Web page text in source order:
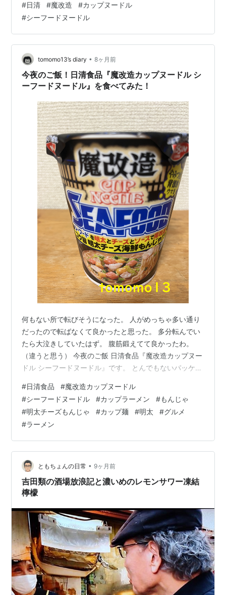
成す三元素。 今回、数ある在庫の中からこの商品をチョ
イスしたのは、「賞味期限の早い順」だったのだが。そ
れは来年2月7日だったので、余裕のよっちゃん（死語
か？）だったことを、一応記しておきましょう。 フタを
開け、鼻を近づけて、その匂いを嗅ぐと👃たらこ&イカの
かほりが、鼻腔をやさしく撫でてくれた…
#日清 #魔改造 #カップヌードル
#シーフードヌードル
tomomo13’s diary • 8ヶ月前
今夜のご飯！日清食品『魔改造カップヌードル シ
ーフードヌードル』を食べてみた！
何もない所で転びそうになった。 人がめっちゃ多い通り
だったので転ばなくて良かったと思った。 多分転んでい
たら大泣きしていたはず。 腹筋鍛えてて良かったわ。
（違うと思う） 今夜のご飯 日清食品『魔改造カップヌー
ドル シーフードヌードル』です。 とんでもないパッケー
した。 もんじゃ味のラーメンって今までに無かったので
興味はある。 買う前に口コミを見ようか迷ったが、見な
いで買ったので勇気ある行動を褒めてほしいです。 リン
ク 『魔改造カップヌードル シーフードヌードル』は【カ
ップヌードル シーフードヌードル】のスープをベースと
し、明太子とチーズの旨み…
#日清食品 #魔改造カップヌードル
#シーフードヌードル #カップラーメン #もんじゃ
#明太チーズもんじゃ #カップ麺 #明太 #グルメ
#ラーメン
ともちょんの日常 • 9ヶ月前
吉田類の酒場放浪記と濃いめのレモンサワー凍結
檸檬